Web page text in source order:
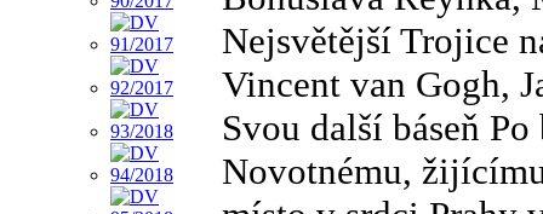
Nejsvětější Trojice
Vincent van Gogh,
Svou další báseň
Novotnému,